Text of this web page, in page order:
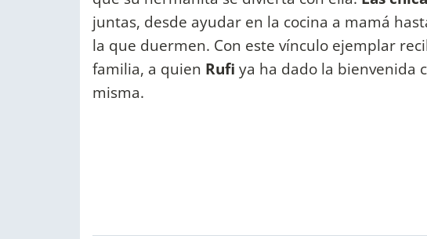
juntas, desde ayudar en la cocina a mamá
la que duermen. Con este vínculo ejemplar
familia, a quien Rufi ya ha dado la bienvenida
misma.